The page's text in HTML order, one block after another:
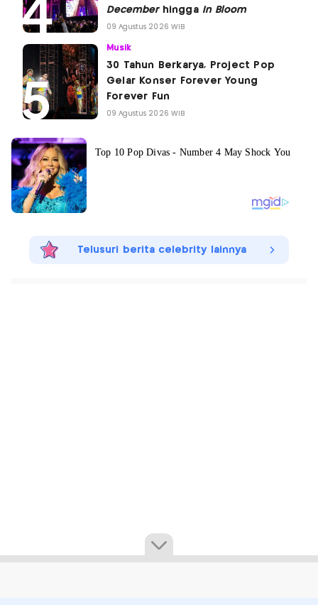
Decemberhingga In Bloom
09 Agustus 2026 WIB
Musik
30 Tahun Berkarya, Project Pop
Gelar Konser Forever Young
Forever Fun
09 Agustus 2026 WIB
Telusuri berita celebrity lainnya